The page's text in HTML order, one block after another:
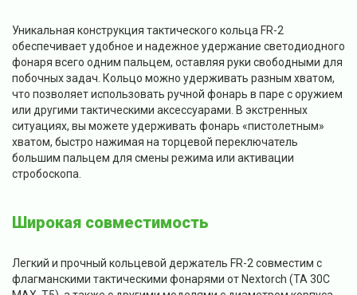
Уникальная конструкция тактического кольца FR-2
обеспечивает удобное и надежное удержание светодиодного
фонаря всего одним пальцем, оставляя руки свободными для
побочных задач. Кольцо можно удерживать разным хватом,
что позволяет использовать ручной фонарь в паре с оружием
или другими тактическими аксессуарами. В экстренных
ситуациях, вы можете удерживать фонарь «пистолетным»
хватом, быстро нажимая на торцевой переключатель
большим пальцем для смены режима или активации
стробоскопа.
Широкая совместимость
Легкий и прочный кольцевой держатель FR-2 совместим с
флагманскими тактическими фонарями от Nextorch (TA 30C